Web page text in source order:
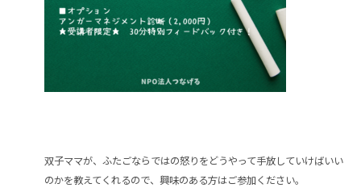
双子ママが、ふたごならではの怒りをどうやって手放していけばいい
のかを教えてくれるので、興味のある方はご参加ください。